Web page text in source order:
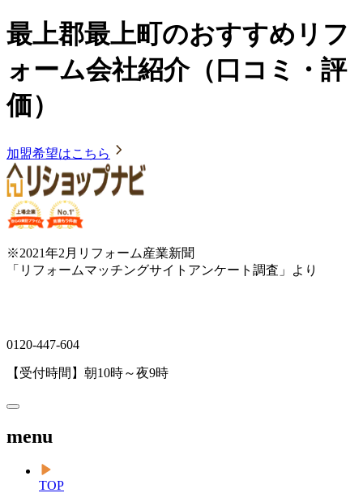
最上郡最上町のおすすめリフ
ォーム会社紹介（口コミ・評
価）
加盟希望はこちら
※2021年2月リフォーム産業新聞
「リフォームマッチングサイトアンケート調査」より
0120-447-604
【受付時間】朝10時～夜9時
menu
TOP